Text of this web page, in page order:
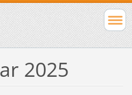
2025